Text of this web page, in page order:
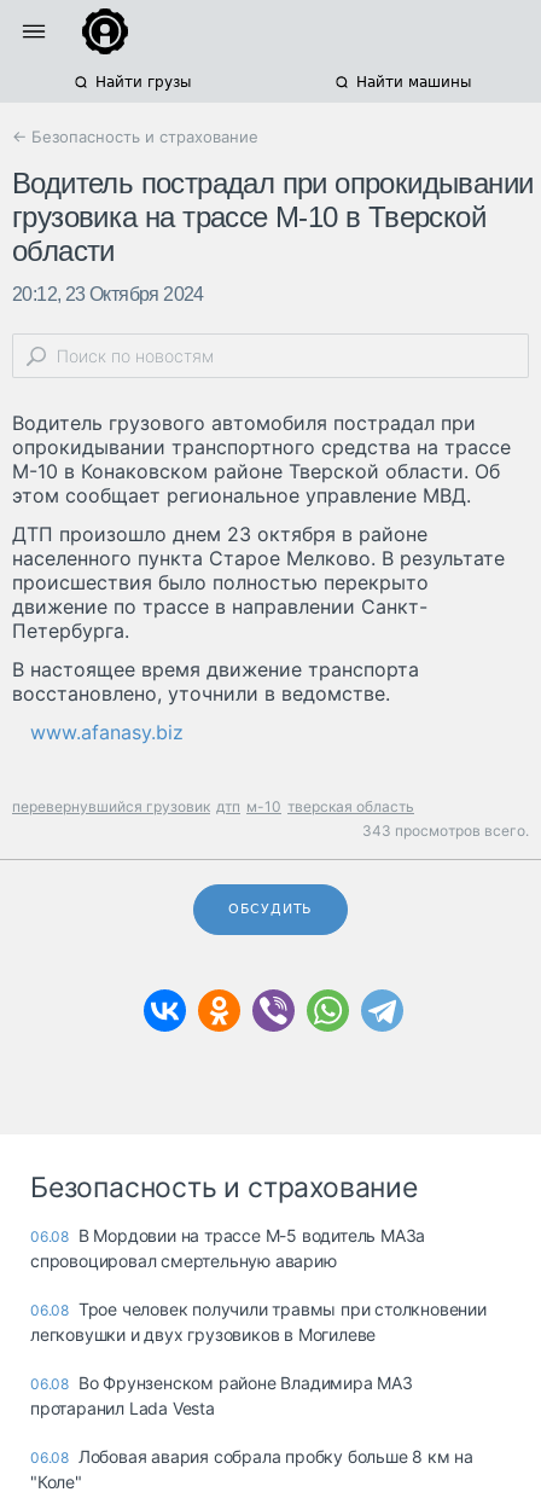
Найти грузы Найти машины
← Безопасность и страхование
Водитель пострадал при опрокидывании
грузовика на трассе М-10 в Тверской
области
20:12, 23 Октября 2024
Водитель грузового автомобиля пострадал при
опрокидывании транспортного средства на трассе
М-10 в Конаковском районе Тверской области. Об
этом сообщает региональное управление МВД.
ДТП произошло днем 23 октября в районе
населенного пункта Старое Мелково. В результате
происшествия было полностью перекрыто
движение по трассе в направлении Санкт-
Петербурга.
В настоящее время движение транспорта
восстановлено, уточнили в ведомстве.
www.afanasy.biz
перевернувшийся грузовик дтп м-10 тверская область
343 просмотров всего.
ОБСУДИТЬ
Безопасность и страхование
06.08 В Мордовии на трассе М-5 водитель МАЗа
спровоцировал смертельную аварию
06.08 Трое человек получили травмы при столкновении
легковушки и двух грузовиков в Могилеве
06.08 Во Фрунзенском районе Владимира МАЗ
протаранил Lada Vesta
06.08 Лобовая авария собрала пробку больше 8 км на
"Коле"